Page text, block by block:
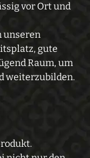
vor Ort und
unseren
gute
Raum, um
weiterzubilden.